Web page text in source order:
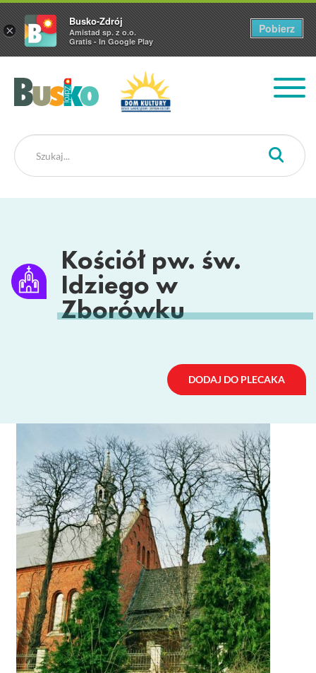
Busko Zdrój
Kościół pw. św.
Idziego w
Zborówku
DODAJ DO PLECAKA
×
Busko-Zdrój
Amistad sp. z o.o.
Gratis - In Google Play
Pobierz